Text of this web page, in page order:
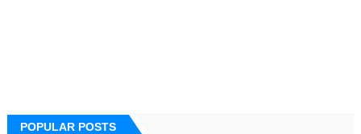
POPULAR POSTS